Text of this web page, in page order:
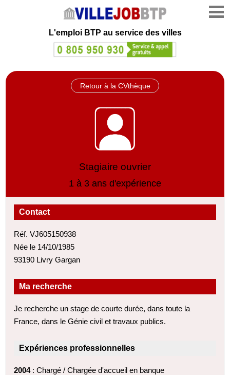
L'emploi BTP au service des villes
Retour à la CVthèque
Stagiaire ouvrier
1 à 3 ans d'expérience
Contact
Réf. VJ605150938
Née le 14/10/1985
93190 Livry Gargan
Ma recherche
Je recherche un stage de courte durée, dans toute la
France, dans le Génie civil et travaux publics.
Expériences professionnelles
2004: Chargé / Chargée d'accueil en banque